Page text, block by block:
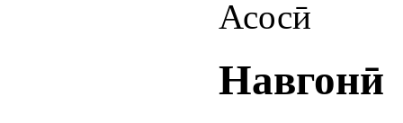
Асосӣ
Навгонӣ